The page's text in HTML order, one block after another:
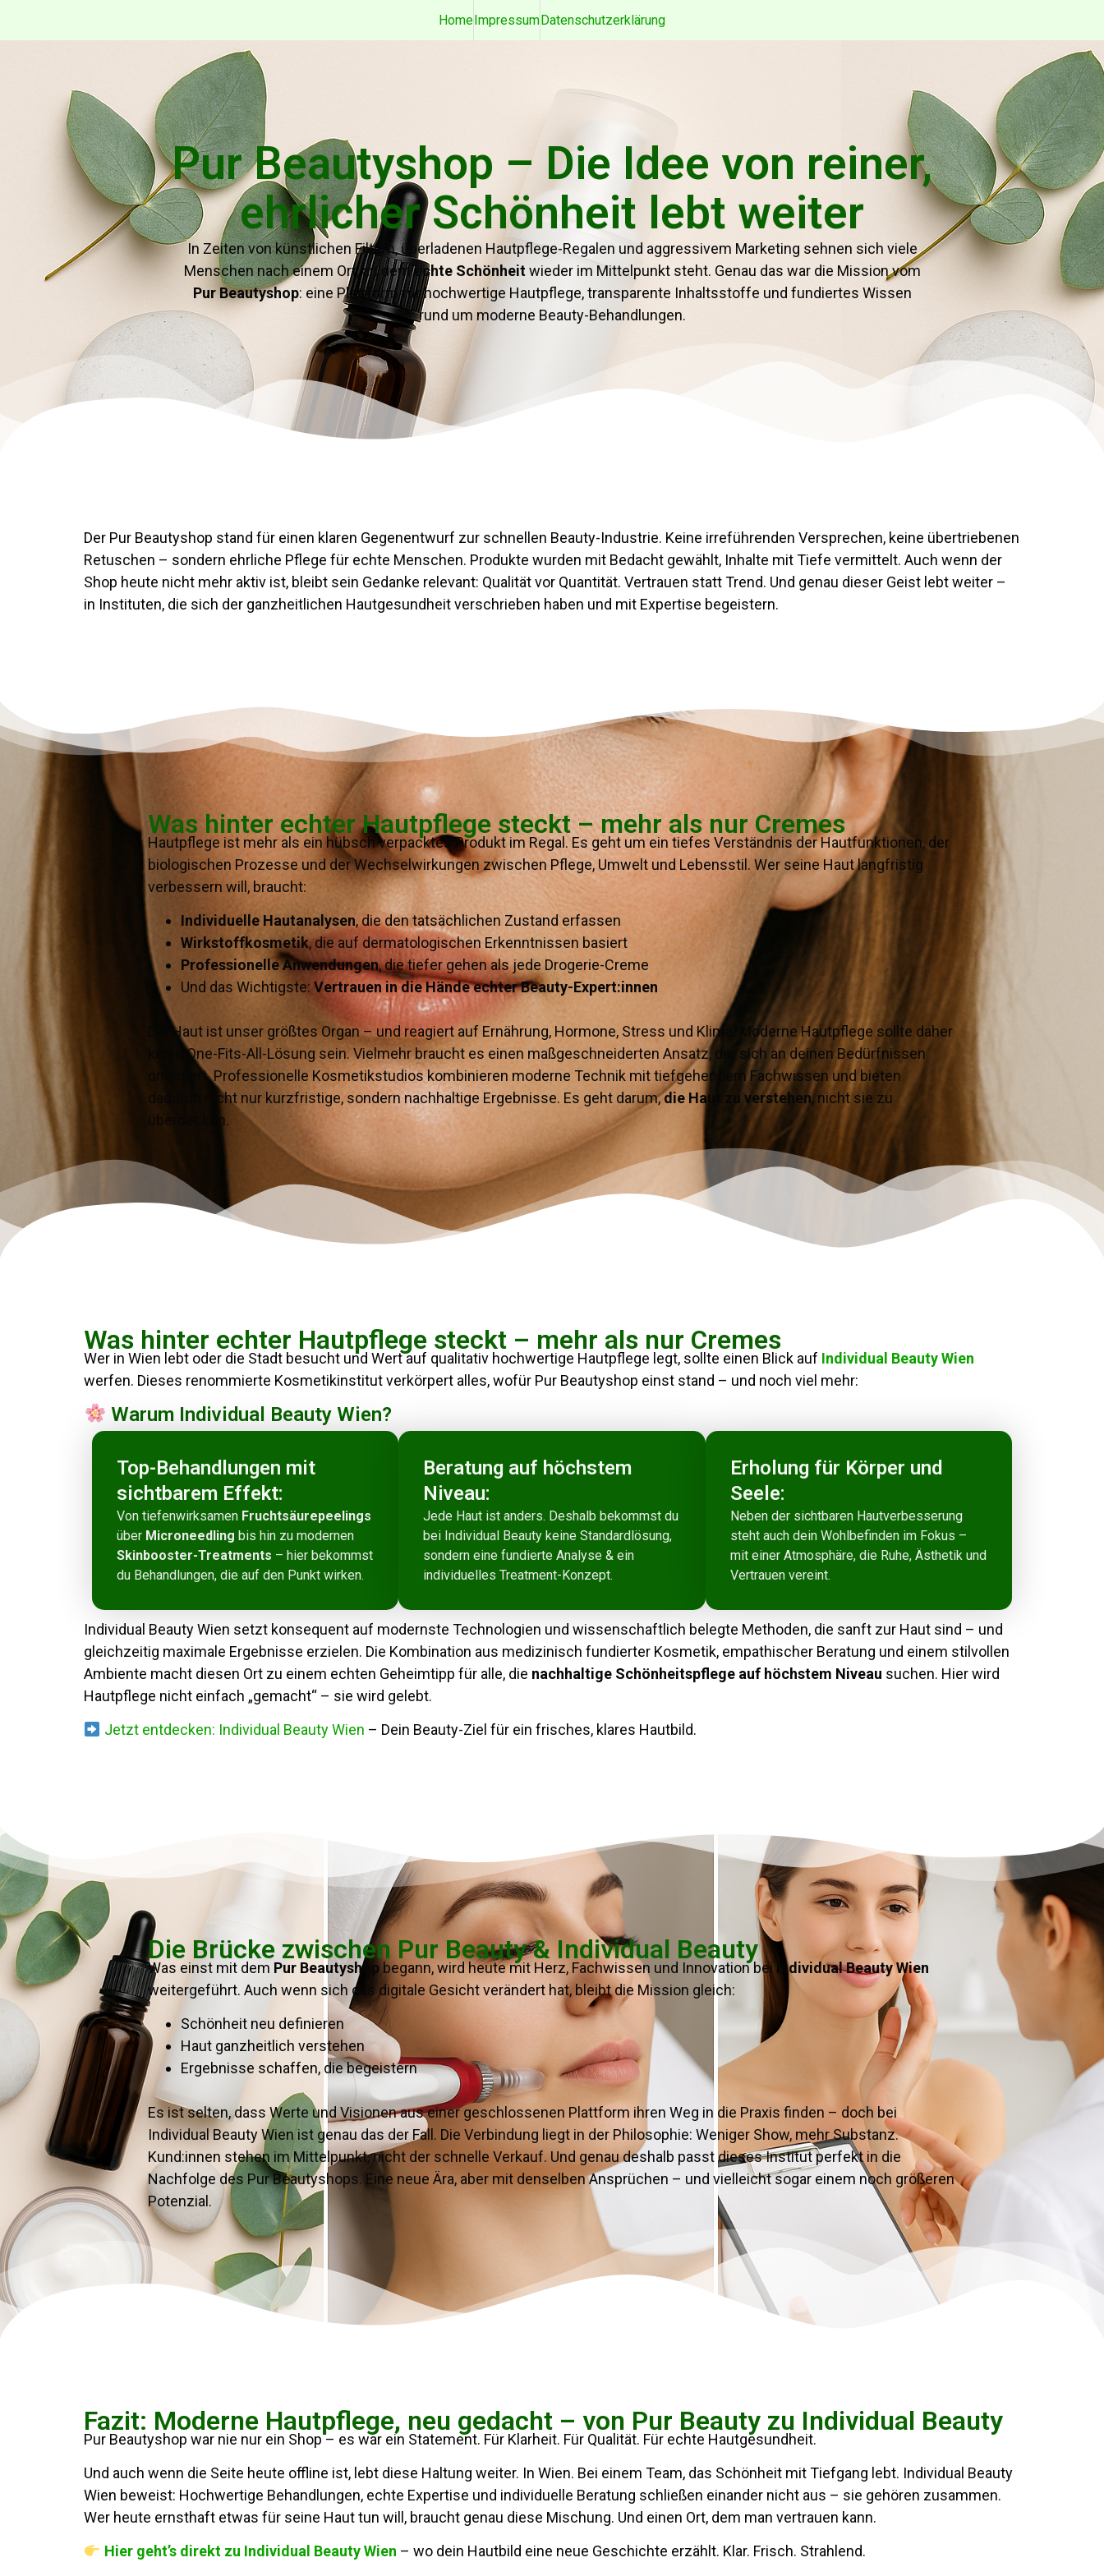
HomeImpressumDatenschutzerklärung
Pur Beautyshop – Die Idee von reiner,
ehrlicher Schönheit lebt weiter
In Zeiten von künstlichen Filtern, überladenen Hautpflege-Regalen und aggressivem Marketing sehnen sich viele
Menschen nach einem Ort, an demechte Schönheitwieder im Mittelpunkt steht. Genau das war die Mission vom
Pur Beautyshop: eine Plattform für hochwertige Hautpflege, transparente Inhaltsstoffe und fundiertes Wissen
rund um moderne Beauty-Behandlungen.
Der Pur Beautyshop stand für einen klaren Gegenentwurf zur schnellen Beauty-Industrie. Keine irreführenden Versprechen, keine übertriebenen
Retuschen – sondern ehrliche Pflege für echte Menschen. Produkte wurden mit Bedacht gewählt, Inhalte mit Tiefe vermittelt. Auch wenn der
Shop heute nicht mehr aktiv ist, bleibt sein Gedanke relevant: Qualität vor Quantität. Vertrauen statt Trend. Und genau dieser Geist lebt weiter –
in Instituten, die sich der ganzheitlichen Hautgesundheit verschrieben haben und mit Expertise begeistern.
Was hinter echter Hautpflege steckt – mehr als nur Cremes
Hautpflege ist mehr als ein hübsch verpacktes Produkt im Regal. Es geht um ein tiefes Verständnis der Hautfunktionen, der
biologischen Prozesse und der Wechselwirkungen zwischen Pflege, Umwelt und Lebensstil. Wer seine Haut langfristig
verbessern will, braucht:
Individuelle Hautanalysen, die den tatsächlichen Zustand erfassen
Wirkstoffkosmetik, die auf dermatologischen Erkenntnissen basiert
Professionelle Anwendungen, die tiefer gehen als jede Drogerie-Creme
Und das Wichtigste: Vertrauen in die Hände echter Beauty-Expert:innen
Die Haut ist unser größtes Organ – und reagiert auf Ernährung, Hormone, Stress und Klima. Moderne Hautpflege sollte daher
keine One-Fits-All-Lösung sein. Vielmehr braucht es einen maßgeschneiderten Ansatz, der sich an deinen Bedürfnissen
orientiert. Professionelle Kosmetikstudios kombinieren moderne Technik mit tiefgehendem Fachwissen und bieten
dadurch nicht nur kurzfristige, sondern nachhaltige Ergebnisse. Es geht darum,die Haut zu verstehen, nicht sie zu
überdecken.
Was hinter echter Hautpflege steckt – mehr als nur Cremes
Wer in Wien lebt oder die Stadt besucht und Wert auf qualitativ hochwertige Hautpflege legt, sollte einen Blick auf Individual Beauty Wien
werfen. Dieses renommierte Kosmetikinstitut verkörpert alles, wofür Pur Beautyshop einst stand – und noch viel mehr:
Warum Individual Beauty Wien?
Top-Behandlungen mit
sichtbarem Effekt:
Von tiefenwirksamen Fruchtsäurepeelings
über Microneedling bis hin zu modernen
Skinbooster-Treatments – hier bekommst
du Behandlungen, die auf den Punkt wirken.
Beratung auf höchstem
Niveau:
Jede Haut ist anders. Deshalb bekommst du
bei Individual Beauty keine Standardlösung,
sondern eine fundierte Analyse & ein
individuelles Treatment-Konzept.
Erholung für Körper und
Seele:
Neben der sichtbaren Hautverbesserung
steht auch dein Wohlbefinden im Fokus –
mit einer Atmosphäre, die Ruhe, Ästhetik und
Vertrauen vereint.
Individual Beauty Wien setzt konsequent auf modernste Technologien und wissenschaftlich belegte Methoden, die sanft zur Haut sind – und
gleichzeitig maximale Ergebnisse erzielen. Die Kombination aus medizinisch fundierter Kosmetik, empathischer Beratung und einem stilvollen
Ambiente macht diesen Ort zu einem echten Geheimtipp für alle, die nachhaltige Schönheitspflege auf höchstem Niveau suchen. Hier wird
Hautpflege nicht einfach „gemacht“ – sie wird gelebt.
Jetzt entdecken: Individual Beauty Wien – Dein Beauty-Ziel für ein frisches, klares Hautbild.
Die Brücke zwischen Pur Beauty & Individual Beauty
Was einst mit dem Pur Beautyshopbegann, wird heute mit Herz, Fachwissen und Innovation beiIndividual Beauty Wien
weitergeführt. Auch wenn sich das digitale Gesicht verändert hat, bleibt die Mission gleich:
Schönheit neu definieren
Haut ganzheitlich verstehen
Ergebnisse schaffen, die begeistern
Es ist selten, dass Werte und Visionen aus einer geschlossenen Plattform ihren Weg in die Praxis finden – doch bei
Individual Beauty Wien ist genau das der Fall. Die Verbindung liegt in der Philosophie: Weniger Show, mehr Substanz.
Kund:innen stehen im Mittelpunkt, nicht der schnelle Verkauf. Und genau deshalb passt dieses Institut perfekt in die
Nachfolge des Pur Beautyshops. Eine neue Ära, aber mit denselben Ansprüchen – und vielleicht sogar einem noch größeren
Potenzial.
Fazit: Moderne Hautpflege, neu gedacht – von Pur Beauty zu Individual Beauty
Pur Beautyshop war nie nur ein Shop – es war ein Statement. Für Klarheit. Für Qualität. Für echte Hautgesundheit.
Und auch wenn die Seite heute offline ist, lebt diese Haltung weiter. In Wien. Bei einem Team, das Schönheit mit Tiefgang lebt. Individual Beauty
Wien beweist: Hochwertige Behandlungen, echte Expertise und individuelle Beratung schließen einander nicht aus – sie gehören zusammen.
Wer heute ernsthaft etwas für seine Haut tun will, braucht genau diese Mischung. Und einen Ort, dem man vertrauen kann.
Hier geht’s direkt zu Individual Beauty Wien – wo dein Hautbild eine neue Geschichte erzählt. Klar. Frisch. Strahlend.